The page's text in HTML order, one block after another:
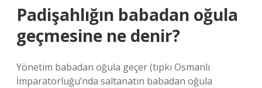
Padişahlığın babadan oğula
geçmesine ne denir?
Yönetim babadan oğula geçer (tıpkı Osmanlı
İmparatorluğu’nda saltanatın babadan oğula